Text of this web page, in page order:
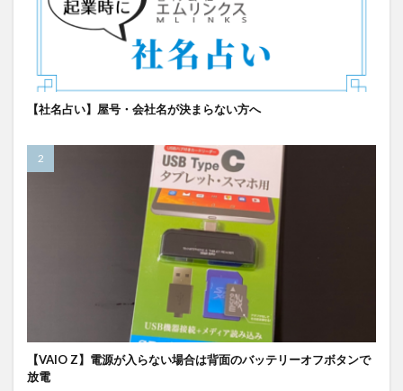
【社名占い】屋号・会社名が決まらない方へ
【VAIO Z】電源が入らない場合は背面のバッテリーオフボタンで
放電